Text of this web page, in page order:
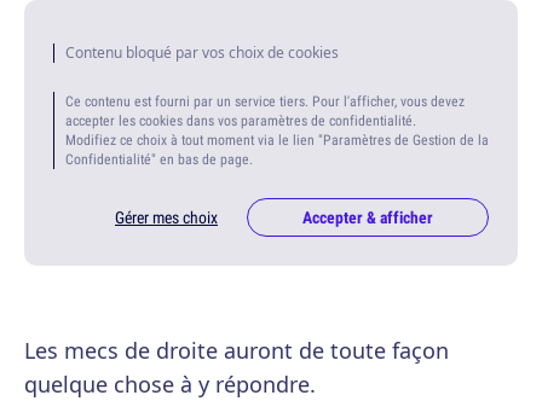
Contenu bloqué par vos choix de cookies
Ce contenu est fourni par un service tiers. Pour l'afficher, vous devez
accepter les cookies dans vos paramètres de confidentialité.
Modifiez ce choix à tout moment via le lien "Paramètres de Gestion de la
Confidentialité" en bas de page.
Gérer mes choix Accepter & afficher
Les mecs de droite auront de toute façon
quelque chose à y répondre.